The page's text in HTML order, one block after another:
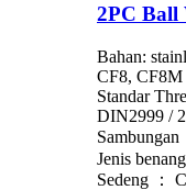
2PC Ball
Bahan:
CF8, CF8M
Standar
DIN2999 /
Jenis
Sedeng ：